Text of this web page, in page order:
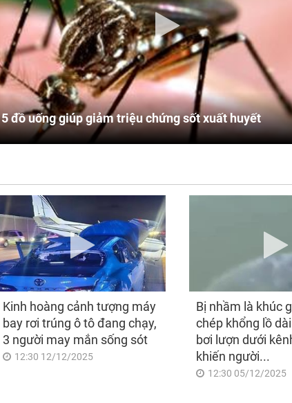
5 đồ uống giúp giảm triệu chứng sốt xuất huyết
Kinh hoàng cảnh tượng máy
bay rơi trúng ô tô đang chạy,
3 người may mắn sống sót
12:30 12/12/2025
Bị nhầm là khúc
chép khổng lồ
bơi lượn dưới
khiến người...
12:30 05/12/2025